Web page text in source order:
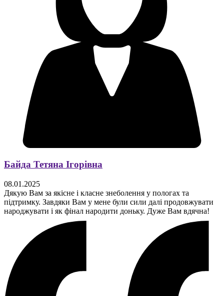
Байда Тетяна Ігорівна
08.01.2025
Дякую Вам за якісне і класне знеболення у пологах та
підтримку. Завдяки Вам у мене були сили далі продовжувати
народжувати і як фінал народити доньку. Дуже Вам вдячна!